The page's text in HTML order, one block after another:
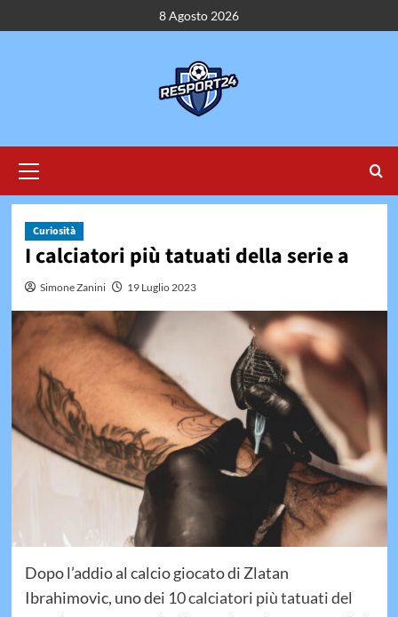
al
8 Agosto 2026
principale
Curiosità
I calciatori più tatuati della serie a
Simone Zanini 19 Luglio 2023
Dopo l’addio al calcio giocato di Zlatan
Ibrahimovic, uno dei 10 calciatori più tatuati del